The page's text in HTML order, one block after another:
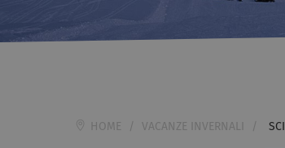
HOME / VACANZE INVERNALI /